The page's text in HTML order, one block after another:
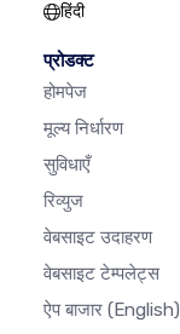
हिंदी
प्रोडक्ट
होमपेज
मूल्य निर्धारण
सुविधाएँ
रिव्युज
वेबसाइट उदाहरण
वेबसाइट टेम्पलेट्स
ऐप बाजार (English)